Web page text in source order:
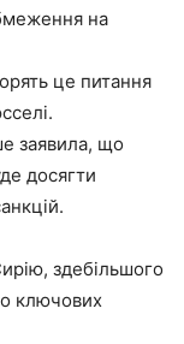
на
це питання
заявила, що
досягти
здебільшого
ключових